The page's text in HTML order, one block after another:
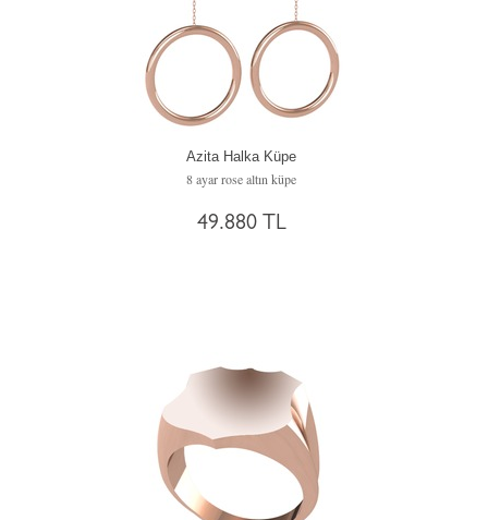
Azita Halka Küpe
8 ayar rose altın küpe
49.880 TL